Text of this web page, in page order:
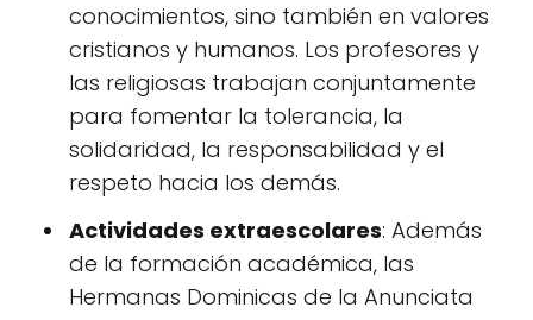
conocimientos, sino también en valores
cristianos y humanos. Los profesores y
las religiosas trabajan conjuntamente
para fomentar la tolerancia, la
solidaridad, la responsabilidad y el
respeto hacia los demás.
Actividades extraescolares: Además
de la formación académica, las
Hermanas Dominicas de la Anunciata